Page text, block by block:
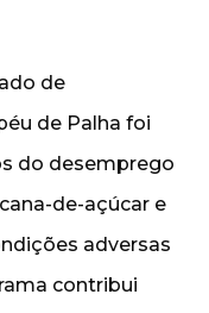
de
de Palha foi
do desemprego
de-açúcar e
adversas
contribui